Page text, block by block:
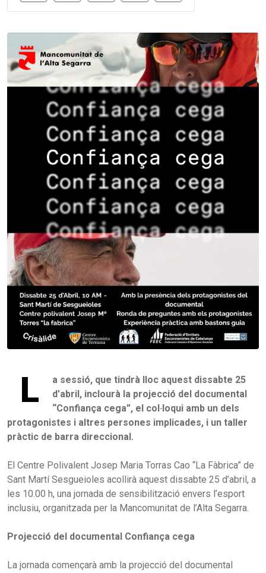
L
a sessió, que tindrà lloc aquest dissabte 25
d’abril, inclourà la projecció del documental
“Confiança cega”, el col·loqui amb un dels
protagonistes i altres persones implicades, i un taller
pràctic de barra direccional.
El Centre Polivalent Josep Maria Torras Cao “La Fàbrica” de
Sant Martí Sesgueioles acollirà aquest dissabte 25 d’abril, a
les 10.00 h, una jornada de sensibilització envers l’esport
inclusiu, organitzada per la Mancomunitat de l’Alta Segarra.
Projecció del documental Confiança cega
La jornada començarà amb la projecció del documental